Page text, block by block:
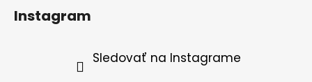
Instagram
Sledovať na Instagrame